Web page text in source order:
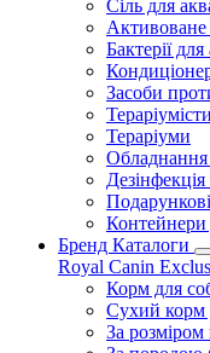
Сіль для
Активоване
Бактерії
Засоби
Тераріуми
Обладнання
Контейнери
Бренд Каталоги
Royal Canin
Корм для
Сухий корм
За